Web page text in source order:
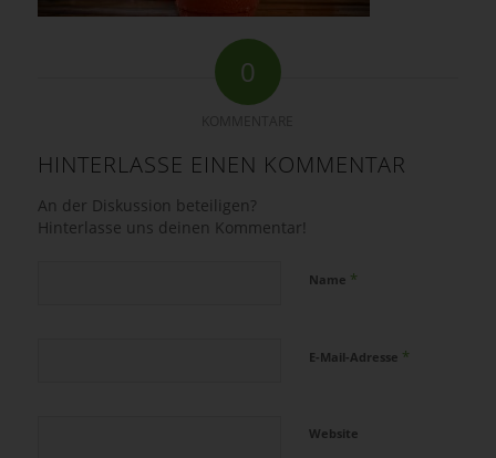
0
HINTERLASSE EINEN KOMMENTAR
An der Diskussion beteiligen?
Hinterlasse uns deinen Kommentar!
Name *
E-Mail-Adresse *
Website